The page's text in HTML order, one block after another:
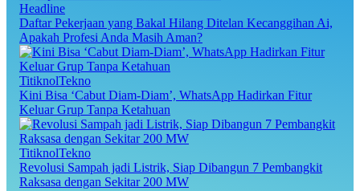
Headline
Daftar Pekerjaan yang Bakal Hilang Ditelan Kecanggihan Ai,
Apakah Profesi Anda Masih Aman?
TitiknolTekno
Kini Bisa ‘Cabut Diam-Diam’, WhatsApp Hadirkan Fitur
Keluar Grup Tanpa Ketahuan
TitiknolTekno
Revolusi Sampah jadi Listrik, Siap Dibangun 7 Pembangkit
Raksasa dengan Sekitar 200 MW